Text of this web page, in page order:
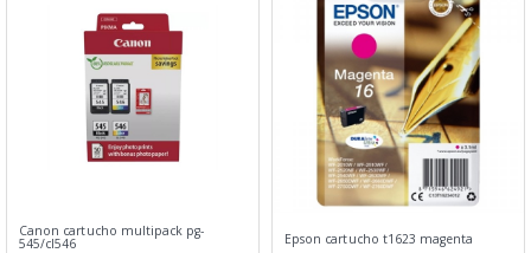
Canon cartucho multipack pg-
545/cl546 Epson cartucho t1623 magenta